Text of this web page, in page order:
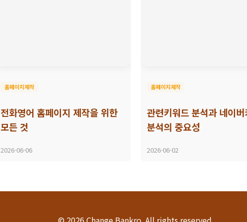
홈페이지제작
전화영어 홈페이지 제작을 위한
모든 것
2026-06-06
홈페이지제작
관련키워드 분석과 네이
분석의 중요성
2026-06-02